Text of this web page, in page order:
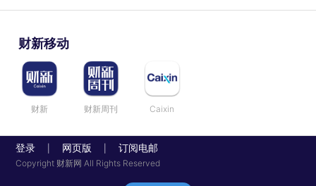
财新移动
财新 财新周刊 Caixin
登录 网页版 订阅电邮
Copyright 财新网 All Rights Reserved